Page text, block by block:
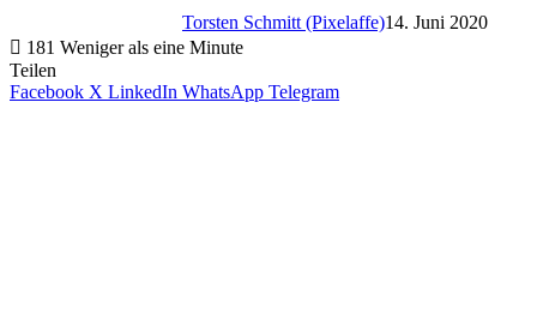
Torsten Schmitt (Pixelaffe)14. Juni 2020
181 Weniger als eine Minute
Teilen
Facebook X LinkedIn WhatsApp Telegram